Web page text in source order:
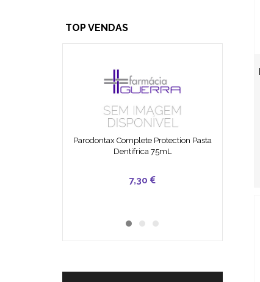
TOP VENDAS
Parodontax Complete Protection Pasta
Dentifrica 75mL
7,30
25,50